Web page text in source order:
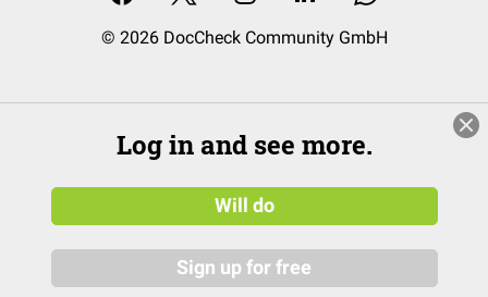
© 2026 DocCheck Community GmbH
Log in and see more.
Will do
Sign up for free